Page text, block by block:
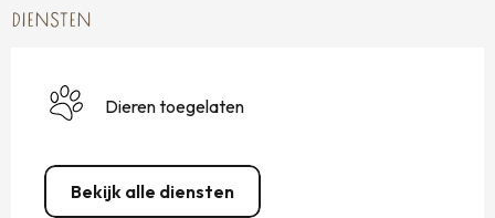
DIENSTEN
Dieren toegelaten
Bekijk alle diensten